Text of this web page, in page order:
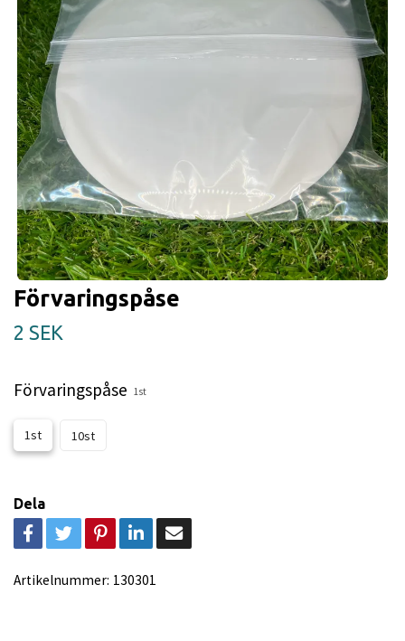
Förvaringspåse
2 SEK
Förvaringspåse 1st
1st 10st
Dela
Artikelnummer: 130301